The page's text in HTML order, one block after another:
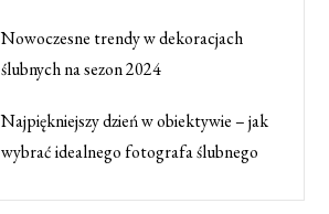
Nowoczesne trendy w dekoracjach
ślubnych na sezon 2024
Najpiękniejszy dzień w obiektywie – jak
wybrać idealnego fotografa ślubnego